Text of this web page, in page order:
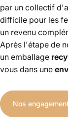
par un collectif
difficile pour les
un revenu
Après l'étape de
un emballage
vous dans une
Nos